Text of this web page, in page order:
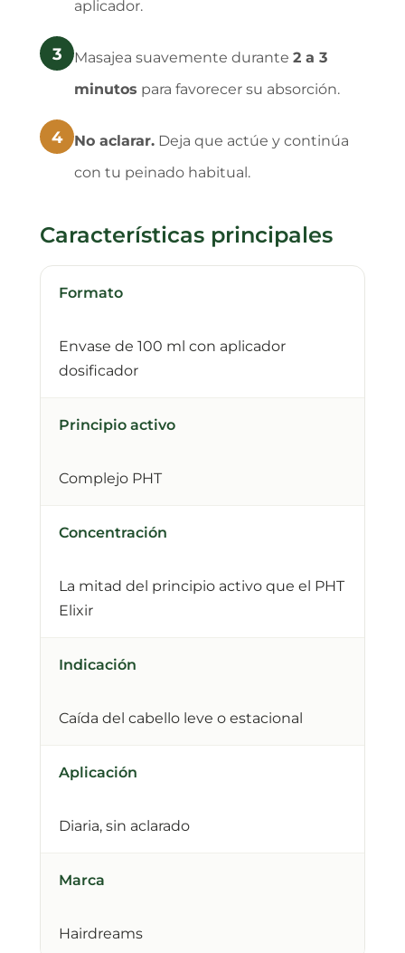
aplicador.
3 Masajea suavemente durante 2 a 3
minutos para favorecer su absorción.
4 No aclarar. Deja que actúe y continúa
con tu peinado habitual.
Características principales
Formato
Envase de 100 ml con aplicador
dosificador
Principio activo
Complejo PHT
Concentración
La mitad del principio activo que el PHT
Elixir
Indicación
Caída del cabello leve o estacional
Aplicación
Diaria, sin aclarado
Marca
Hairdreams